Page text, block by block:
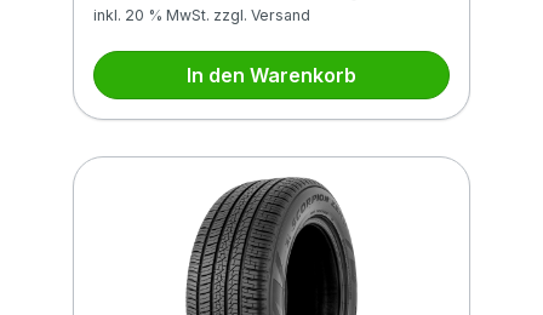
inkl. 20 % MwSt. zzgl. Versand
In den Warenkorb